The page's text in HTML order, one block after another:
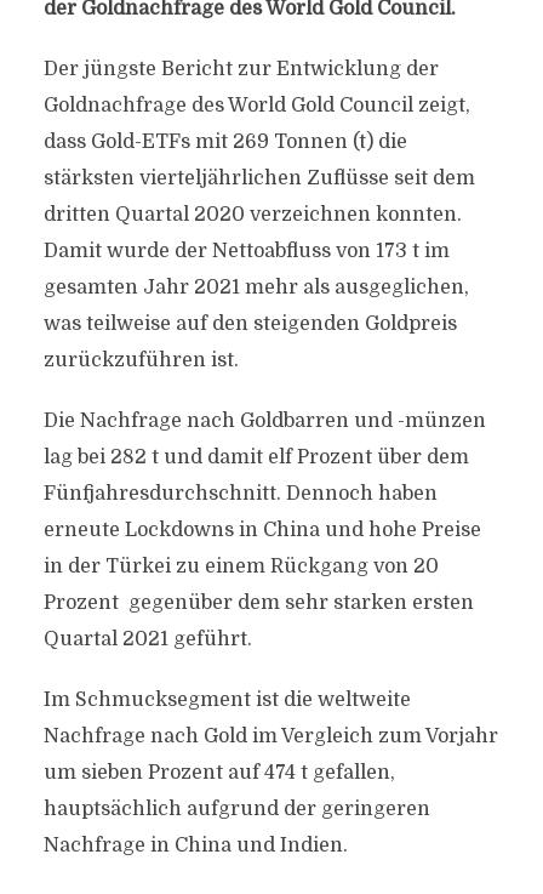
der Goldnachfrage des World Gold Council.
Der jüngste Bericht zur Entwicklung der
Goldnachfrage des World Gold Council zeigt,
dass Gold-ETFs mit 269 Tonnen (t) die
stärksten vierteljährlichen Zuflüsse seit dem
dritten Quartal 2020 verzeichnen konnten.
Damit wurde der Nettoabfluss von 173 t im
gesamten Jahr 2021 mehr als ausgeglichen,
was teilweise auf den steigenden Goldpreis
zurückzuführen ist.
Die Nachfrage nach Goldbarren und -münzen
lag bei 282 t und damit elf Prozent über dem
Fünfjahresdurchschnitt. Dennoch haben
erneute Lockdowns in China und hohe Preise
in der Türkei zu einem Rückgang von 20
Prozent gegenüber dem sehr starken ersten
Quartal 2021 geführt.
Im Schmucksegment ist die weltweite
Nachfrage nach Gold im Vergleich zum Vorjahr
um sieben Prozent auf 474 t gefallen,
hauptsächlich aufgrund der geringeren
Nachfrage in China und Indien.